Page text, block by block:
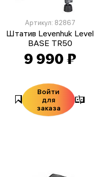
Артикул: 82867
Штатив Levenhuk Level
BASE TR50
9 990 ₽
Войти
для
заказа